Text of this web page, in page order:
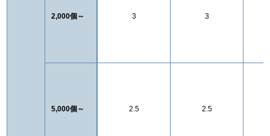
2,000個～
5,000個～
3 3
2.5 2.5